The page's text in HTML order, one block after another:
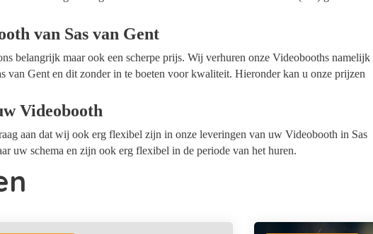
van Sas van Gent
belangrijk maar ook een scherpe prijs. Wij verhuren onze Videobooths namelijk
van Gent en dit zonder in te boeten voor kwaliteit. Hieronder kan u onze prijzen
Videobooth
aan dat wij ook erg flexibel zijn in onze leveringen van uw Videobooth in Sas
uw schema en zijn ook erg flexibel in de periode van het huren.